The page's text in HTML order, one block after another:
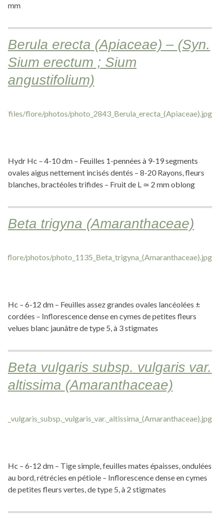
mm
Berula erecta (Apiaceae) – (Syn.
Sium erectum ; Sium
angustifolium)
Hydr Hc – 4-10 dm – Feuilles 1-pennées à 9-19 segments
ovales aigus nettement incisés dentés – 8-20 Rayons, fleurs
blanches, bractéoles trifides – Fruit de L ≃ 2 mm oblong
Beta trigyna (Amaranthaceae)
Hc – 6-12 dm – Feuilles assez grandes ovales lancéolées ±
cordées – Inflorescence dense en cymes de petites fleurs
velues blanc jaunâtre de type 5, à 3 stigmates
Beta vulgaris subsp. vulgaris var.
altissima (Amaranthaceae)
Hc – 6-12 dm – Tige simple, feuilles mates épaisses, ondulées
au bord, rétrécies en pétiole – Inflorescence dense en cymes
de petites fleurs vertes, de type 5, à 2 stigmates